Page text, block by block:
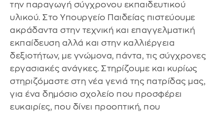
την παραγωγή σύγχρονου εκπαιδευτικού
υλικού. Στο Υπουργείο Παιδείας πιστεύουμε
ακράδαντα στην τεχνική και επαγγελματική
εκπαίδευση αλλά και στην καλλιέργεια
δεξιοτήτων, με γνώμονα, πάντα, τις σύγχρονες
εργασιακές ανάγκες. Στηρίζουμε και κυρίως
στηριζόμαστε στη νέα γενιά της πατρίδας μας,
για ένα δημόσιο σχολείο που προσφέρει
ευκαιρίες, που δίνει προοπτική, που